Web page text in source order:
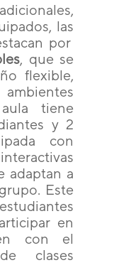
las
por
, que se
flexible,
tiene
y 2
con
adaptan a
Este
en
con el
clases